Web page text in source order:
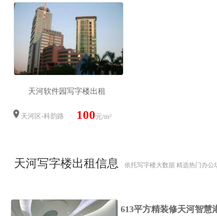
天河软件园写字楼出租
天河区-科韵路 100元/m²
天河写字楼出租信息 依托写字楼大数据 精选热门办公